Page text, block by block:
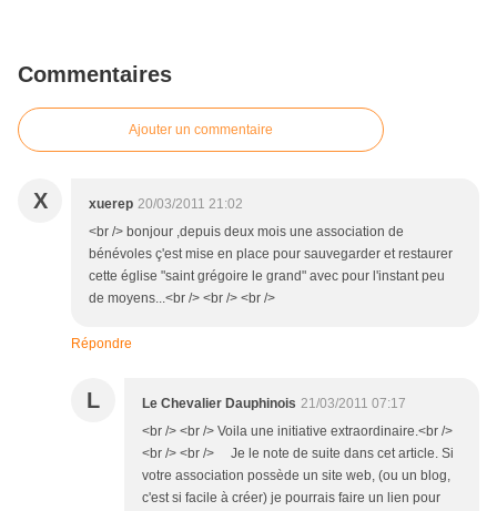
Commentaires
Ajouter un commentaire
X xuerep 20/03/2011 21:02
<br /> bonjour ,depuis deux mois une association de
bénévoles ç'est mise en place pour sauvegarder et restaurer
cette église "saint grégoire le grand" avec pour l'instant peu
de moyens...<br /> <br /> <br />
Répondre
L Le Chevalier Dauphinois 21/03/2011 07:17
<br /> <br /> Voila une initiative extraordinaire.<br />
<br /> <br /> Je le note de suite dans cet article. Si
votre association possède un site web, (ou un blog,
c'est si facile à créer) je pourrais faire un lien pour